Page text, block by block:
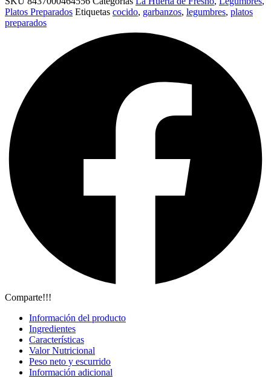
Platos Preparados Etiquetas cocido, garbanzos, legumbres, platos
preparados
Comparte!!!
Información del producto
Ingredientes
Características
Valor Nutricional
Peso neto y escurrido
Información adicional